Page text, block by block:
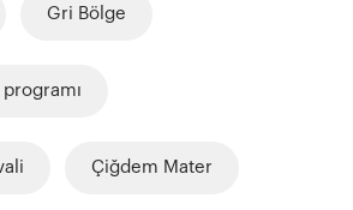
Gri Bölge
Çiğdem Mater